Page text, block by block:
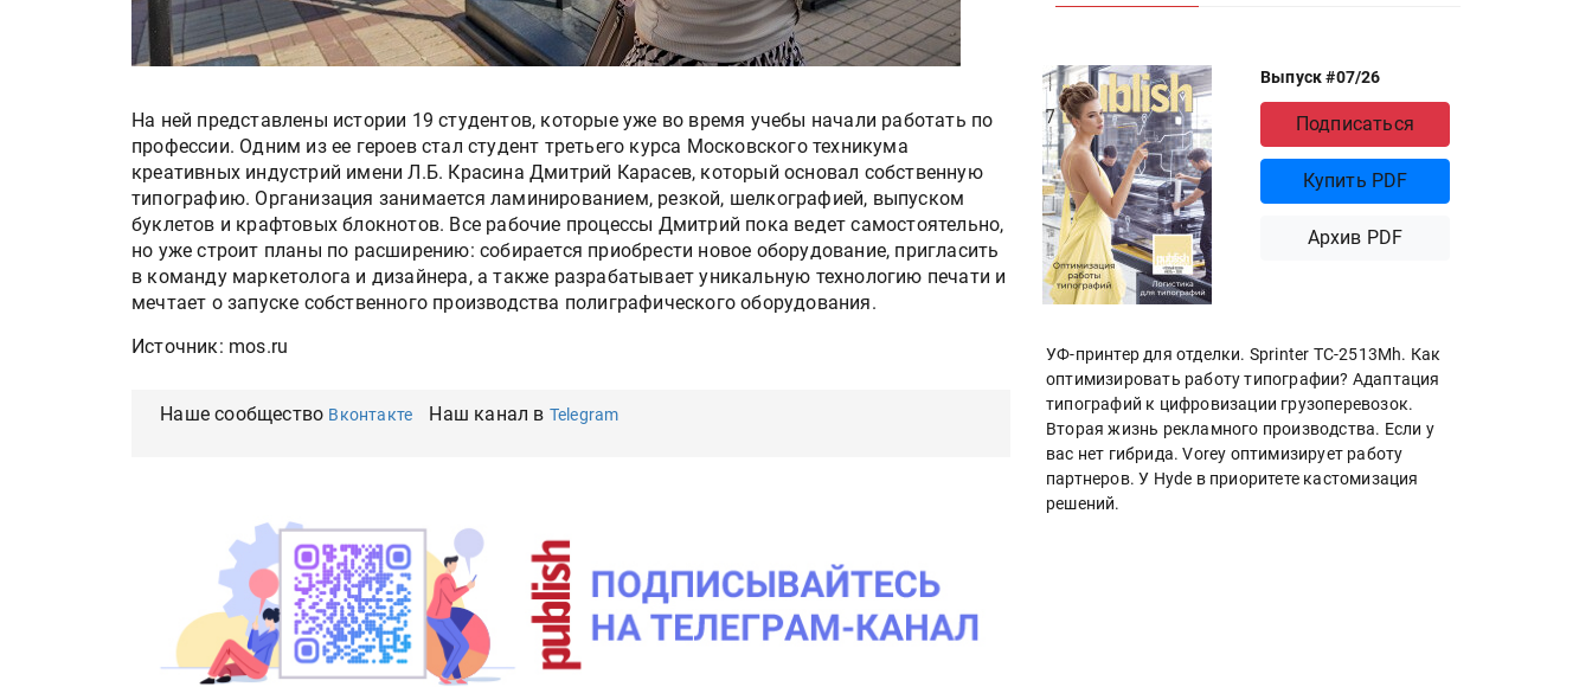
На ней представлены истории 19 студентов, которые уже во время учебы начали работать по
профессии. Одним из ее героев стал студент третьего курса Московского техникума
креативных индустрий имени Л.Б. Красина Дмитрий Карасев, который основал собственную
типографию. Организация занимается ламинированием, резкой, шелкографией, выпуском
буклетов и крафтовых блокнотов. Все рабочие процессы Дмитрий пока ведет самостоятельно,
но уже строит планы по расширению: собирается приобрести новое оборудование, пригласить
в команду маркетолога и дизайнера, а также разрабатывает уникальную технологию печати и
мечтает о запуске собственного производства полиграфического оборудования.
Источник: mos.ru
Наше сообщество Вконтакте Наш канал в Telegram
Выпуск #07/26
Подписаться
Купить PDF
Архив PDF
УФ-принтер для отделки. Sprinter ТС-2513Mh. Как
оптимизировать работу типографии? Адаптация
типографий к цифровизации грузоперевозок.
Вторая жизнь рекламного производства. Если у
вас нет гибрида. Vorey оптимизирует работу
партнеров. У Hyde в приоритете кастомизация
решений.